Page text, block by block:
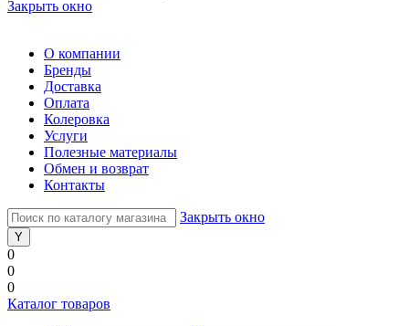
Закрыть окно
О компании
Бренды
Доставка
Оплата
Колеровка
Услуги
Полезные материалы
Обмен и возврат
Контакты
Закрыть окно
0
0
0
Каталог товаров